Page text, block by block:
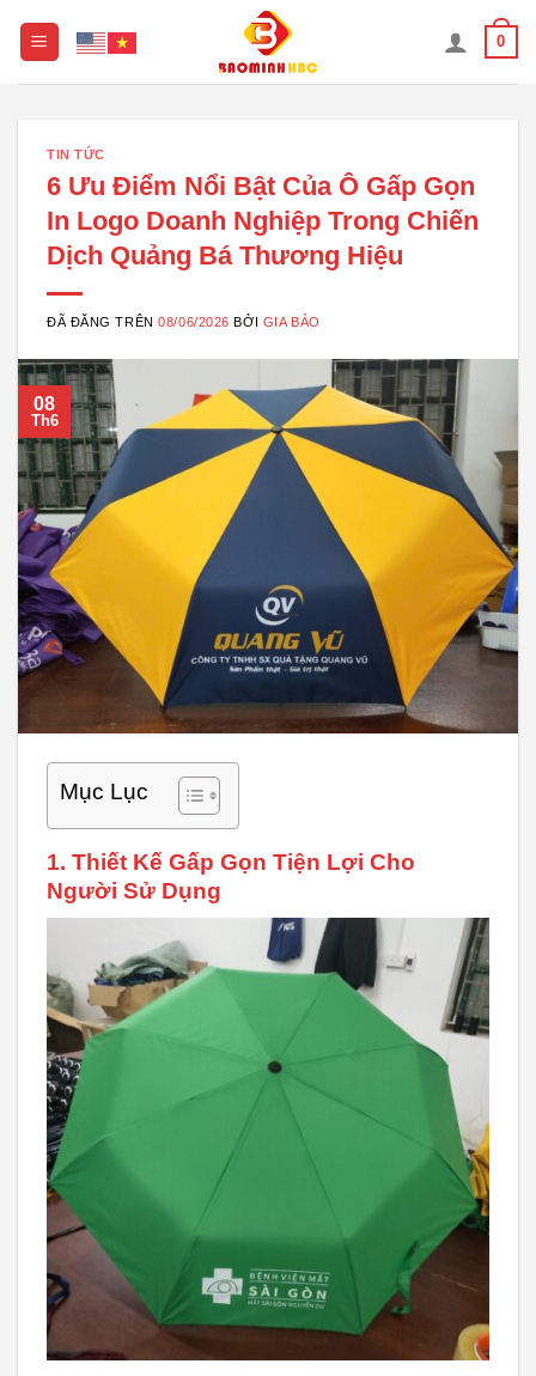
0
TIN TỨC
6 Ưu Điểm Nổi Bật Của Ô Gấp Gọn
In Logo Doanh Nghiệp Trong Chiến
Dịch Quảng Bá Thương Hiệu
ĐÃ ĐĂNG TRÊN08/06/2026 BỞI GIA BẢO
08
Th6
Mục Lục
1. Thiết Kế Gấp Gọn Tiện Lợi Cho
Người Sử Dụng